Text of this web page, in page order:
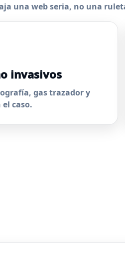
una web seria, no una
invasivos
gas trazador y
caso.